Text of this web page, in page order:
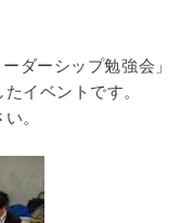
ダーシップ勉強会」
イベントです。
。